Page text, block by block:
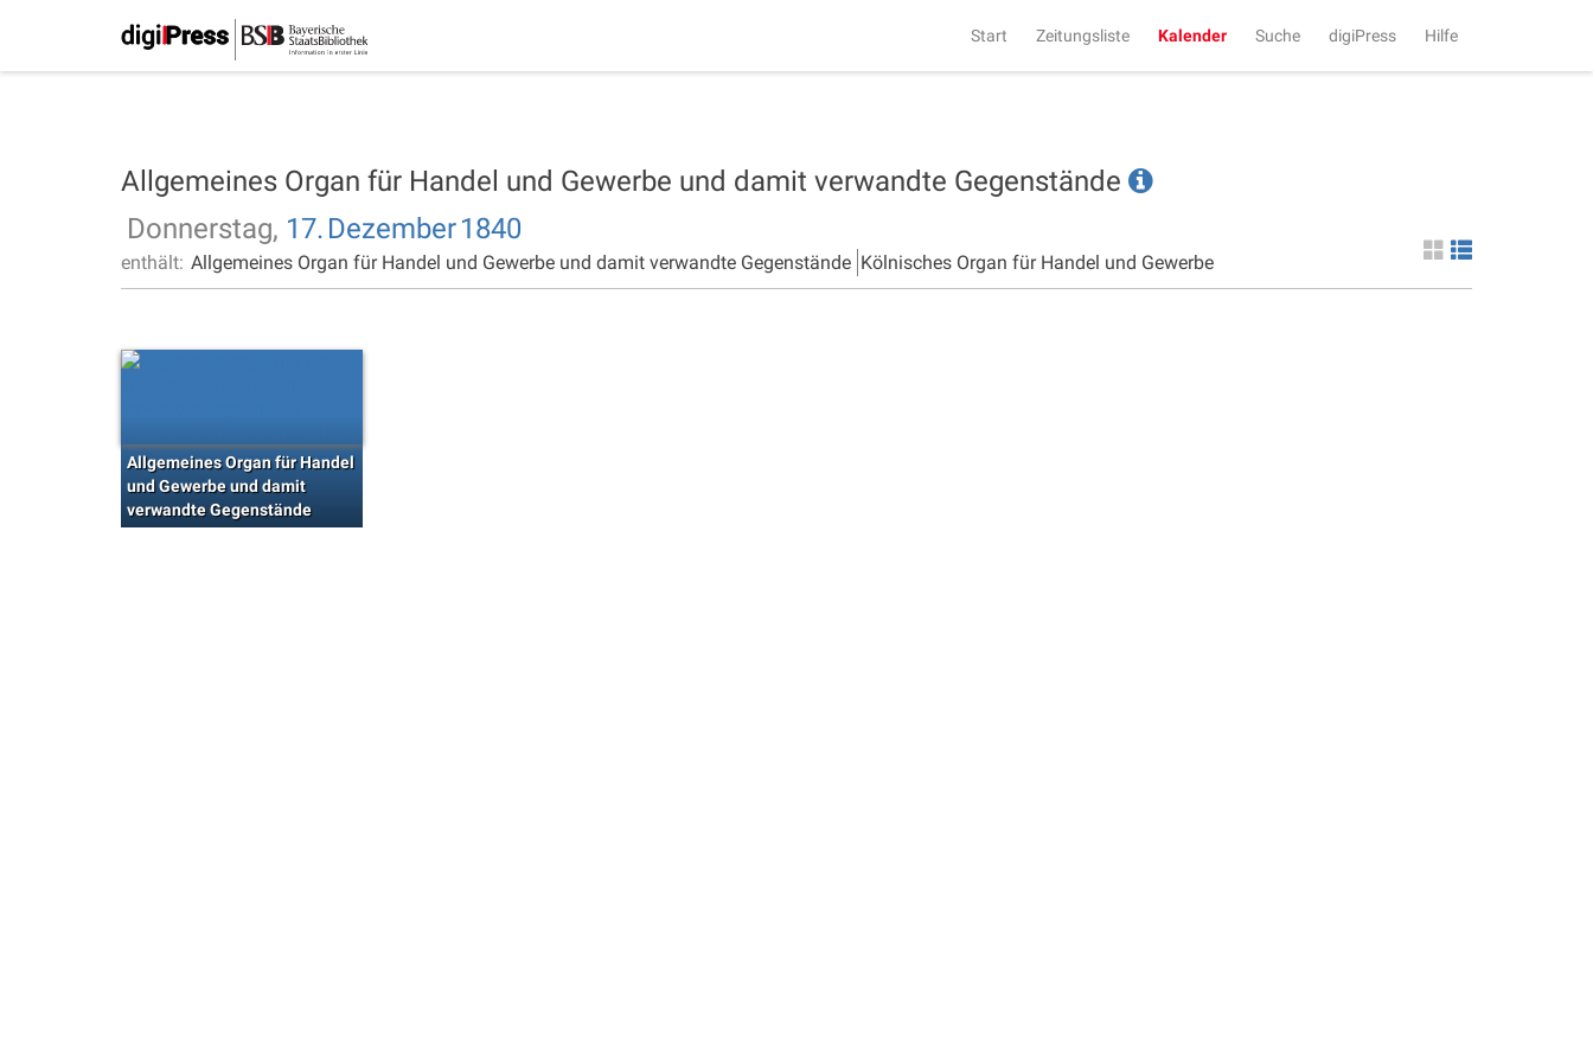
Start Zeitungsliste Kalender Suche digiPress Hilfe
Allgemeines Organ für Handel und Gewerbe und damit verwandte Gegenstände
Donnerstag, 17. Dezember1840
enthält: Allgemeines Organ für Handel und Gewerbe und damit verwandte Gegenstände Kölnisches Organ für Handel und Gewerbe
Allgemeines Organ für Handel
und Gewerbe und damit
verwandte Gegenstände